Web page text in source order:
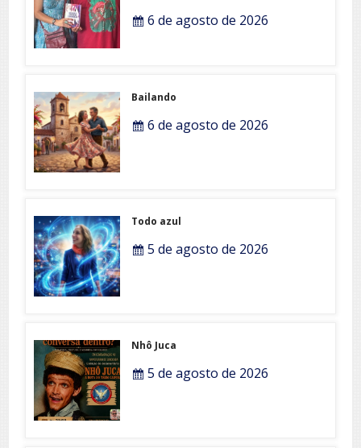
6 de agosto de 2026
Bailando
6 de agosto de 2026
Todo azul
5 de agosto de 2026
Nhô Juca
5 de agosto de 2026